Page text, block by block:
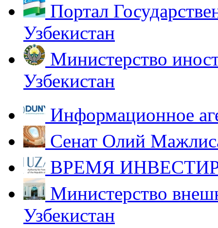
Портал
Узбекистан
Министерство
Узбекистан
Информационное
Сенат Олий
ВРЕМЯ
Министерство
Узбекистан